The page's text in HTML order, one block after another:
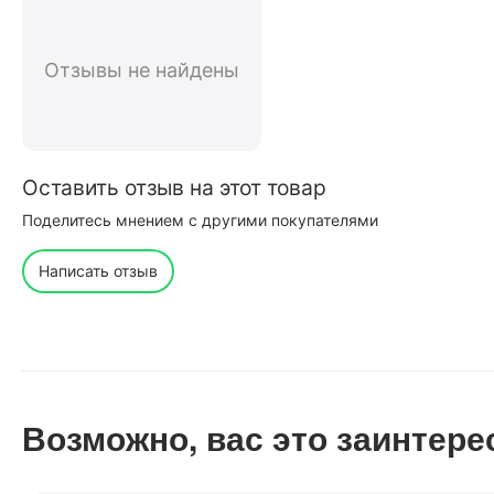
Отзывы не найдены
Оставить отзыв на этот товар
Поделитесь мнением с другими покупателями
Написать отзыв
Возможно, вас это